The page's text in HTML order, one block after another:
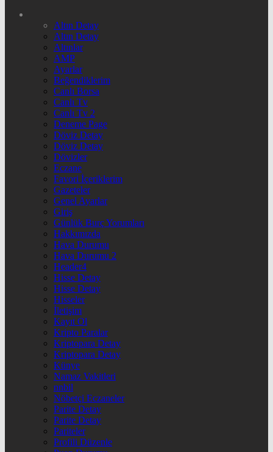
Altın Detay
Altın Detay
Altınlar
AMP
Ayarlar
Beğendiklerim
Canlı Borsa
Canlı Tv
Canlı Tv 2
Deneme Page
Döviz Detay
Döviz Detay
Dövizler
Eczane
Favori İçeriklerim
Gazeteler
Genel Ayarlar
Giriş
Günlük Burç Yorumları
Hakkımızda
Hava Durumu
Hava Durumu 2
Header4
Hisse Detay
Hisse Detay
Hisseler
İletişim
Kayıt Ol
Kripto Paralar
Kriptopara Detay
Kriptopara Detay
Künye
Namaz Vakitleri
nnbil
Nöbetçi Eczaneler
Parite Detay
Parite Detay
Pariteler
Profili Düzenle